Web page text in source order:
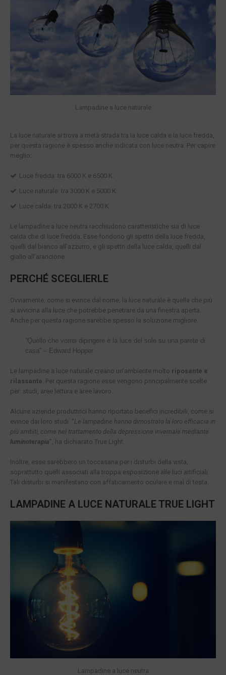
Lampadine a luce naturale
La luce naturale si trova a metà strada tra la luce calda e la luce fredda,
per questa ragione è spesso anche indicata con luce neutra. Per capire
meglio:
Luce fredda: tra 6000 K e 6500 K.
Luce naturale: tra 3000 K e 5000 K.
Luce calda: tra 2000 K e 2700 K.
Le lampadine a luce neutra racchiudono caratteristiche sia di luce
calda che di luce fredda. Esse fondono gli spettri della luce fredda,
quelli dal bianco all’azzurro, e gli spettri della luce calda, quelli dal
giallo all’arancione.
PERCHÉ SCEGLIERLE
Ovviamente, come si evince dal nome, la luce naturale è quella che più
si avvicina alla luce che potrebbe penetrare da una finestra aperta.
Anche per questa ragione sarebbe spesso la soluzione migliore.
“Quello che vorrei dipingere è la luce del sole su una parete di
casa” – Edward Hopper.
Le lampadine a luce naturale creano un’ambiente molto riposante e
rilassante . Per questa ragione esse vengono principalmente scelte
per: studi, aree lettura e aree lavoro.
Alcune aziende produttrici hanno riportato benefici incredibili, come si
evince dai loro studi. “Le lampadine hanno dimostrato la loro efficacia in
più ambiti, come nel trattamento della depressione invernale mediante
luminoterapia”, ha dichiarato True Light.
Inoltre, esse sarebbero un toccasana per i disturbi della vista,
soprattutto quelli associati alla troppa esposizione alle luci artificiali.
Tali disturbi si manifestano con affaticamento oculare e mal di testa.
LAMPADINE A LUCE NATURALE TRUE LIGHT
Lampadine a luce neutra